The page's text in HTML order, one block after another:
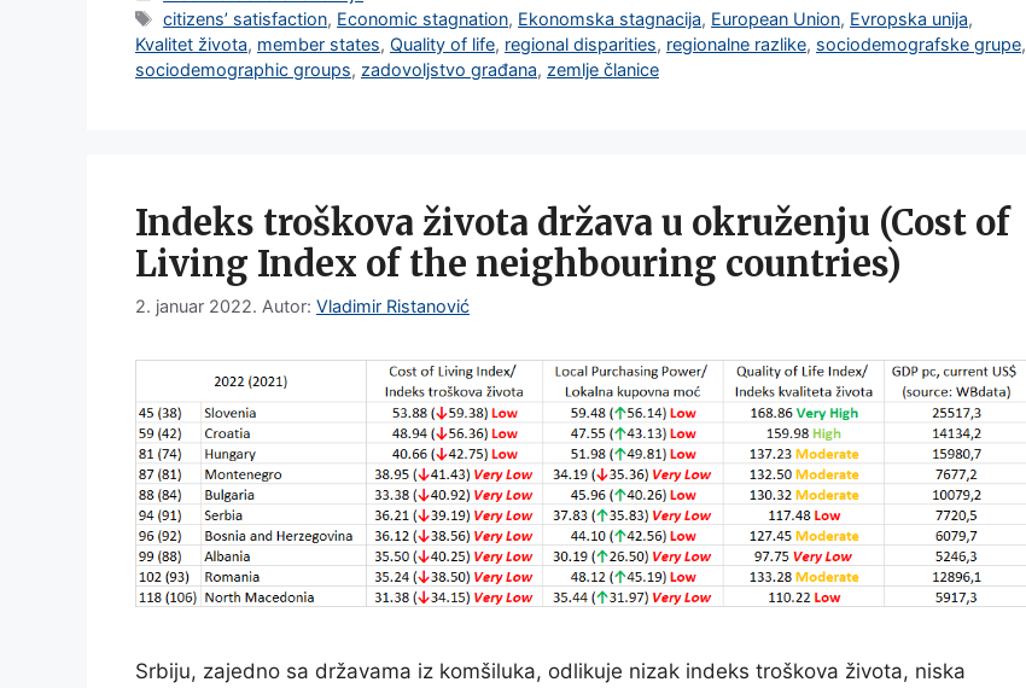
Tags
citizens’ satisfaction, Economic stagnation, Ekonomska stagnacija, European Union, Evropska unija,
Kvalitet života, member states, Quality of life, regional disparities, regionalne razlike, sociodemografske grupe,
sociodemographic groups, zadovoljstvo građana, zemlje članice
Indeks troškova života država u okruženju (Cost of
Living Index of the neighbouring countries)
2. januar 2022. Autor: Vladimir Ristanović
Srbiju, zajedno sa državama iz komšiluka, odlikuje nizak indeks troškova života, niska